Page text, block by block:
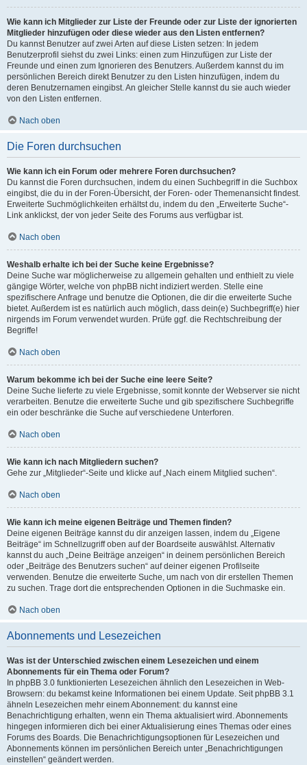
Wie kann ich Mitglieder zur Liste der Freunde oder zur Liste der ignorierten
Mitglieder hinzufügen oder diese wieder aus den Listen entfernen?
Du kannst Benutzer auf zwei Arten auf diese Listen setzen: In jedem
Benutzerprofil siehst du zwei Links: einen zum Hinzufügen zur Liste der
Freunde und einen zum Ignorieren des Benutzers. Außerdem kannst du im
persönlichen Bereich direkt Benutzer zu den Listen hinzufügen, indem du
deren Benutzernamen eingibst. An gleicher Stelle kannst du sie auch wieder
von den Listen entfernen.
Nach oben
Die Foren durchsuchen
Wie kann ich ein Forum oder mehrere Foren durchsuchen?
Du kannst die Foren durchsuchen, indem du einen Suchbegriff in die Suchbox
eingibst, die du in der Foren-Übersicht, der Foren- oder Themenansicht findest.
Erweiterte Suchmöglichkeiten erhältst du, indem du den „Erweiterte Suche“-
Link anklickst, der von jeder Seite des Forums aus verfügbar ist.
Nach oben
Weshalb erhalte ich bei der Suche keine Ergebnisse?
Deine Suche war möglicherweise zu allgemein gehalten und enthielt zu viele
gängige Wörter, welche von phpBB nicht indiziert werden. Stelle eine
spezifischere Anfrage und benutze die Optionen, die dir die erweiterte Suche
bietet. Außerdem ist es natürlich auch möglich, dass dein(e) Suchbegriff(e) hier
nirgends im Forum verwendet wurden. Prüfe ggf. die Rechtschreibung der
Begriffe!
Nach oben
Warum bekomme ich bei der Suche eine leere Seite?
Deine Suche lieferte zu viele Ergebnisse, somit konnte der Webserver sie nicht
verarbeiten. Benutze die erweiterte Suche und gib spezifischere Suchbegriffe
ein oder beschränke die Suche auf verschiedene Unterforen.
Nach oben
Wie kann ich nach Mitgliedern suchen?
Gehe zur „Mitglieder“-Seite und klicke auf „Nach einem Mitglied suchen“.
Nach oben
Wie kann ich meine eigenen Beiträge und Themen finden?
Deine eigenen Beiträge kannst du dir anzeigen lassen, indem du „Eigene
Beiträge“ im Schnellzugriff oben auf der Boardseite auswählst. Alternativ
kannst du auch „Deine Beiträge anzeigen“ in deinem persönlichen Bereich
oder „Beiträge des Benutzers suchen“ auf deiner eigenen Profilseite
verwenden. Benutze die erweiterte Suche, um nach von dir erstellen Themen
zu suchen. Trage dort die entsprechenden Optionen in die Suchmaske ein.
Nach oben
Abonnements und Lesezeichen
Was ist der Unterschied zwischen einem Lesezeichen und einem
Abonnements für ein Thema oder Forum?
In phpBB 3.0 funktionierten Lesezeichen ähnlich den Lesezeichen in Web-
Browsern: du bekamst keine Informationen bei einem Update. Seit phpBB 3.1
ähneln Lesezeichen mehr einem Abonnement: du kannst eine
Benachrichtigung erhalten, wenn ein Thema aktualisiert wird. Abonnements
hingegen informieren dich bei einer Aktualisierung eines Themas oder eines
Forums des Boards. Die Benachrichtigungsoptionen für Lesezeichen und
Abonnements können im persönlichen Bereich unter „Benachrichtigungen
einstellen“ geändert werden.